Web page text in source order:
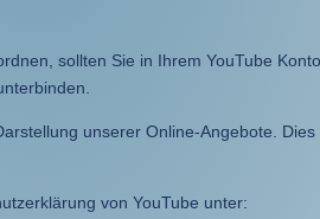
sollten Sie in Ihrem YouTube
unserer Online-Angebote. Dies
von YouTube unter: